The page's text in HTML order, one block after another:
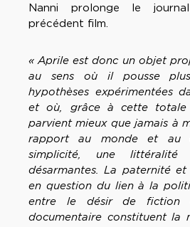
Nanni prolonge le
précédent film.
« Aprile est donc un objet
au sens où il pousse
hypothèses expérimentées
et où, grâce à cette
parvient mieux que jamais à
rapport au monde et au
simplicité, une
désarmantes. La paternité
en question du lien à la
entre le désir de fiction
documentaire constituent la